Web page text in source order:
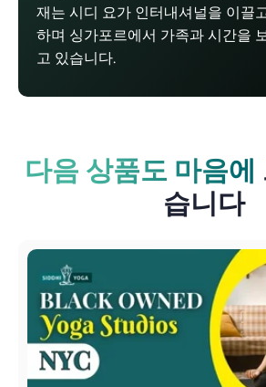
재는 시디 요가 인터내셔널을 이끌
하며 싱가포르에서 가족과 시간을
고 있습니다.
다음 상품도 마음에
습니다